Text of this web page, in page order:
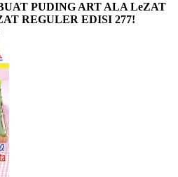
PUDING ART ALA LeZAT
REGULER EDISI 277!